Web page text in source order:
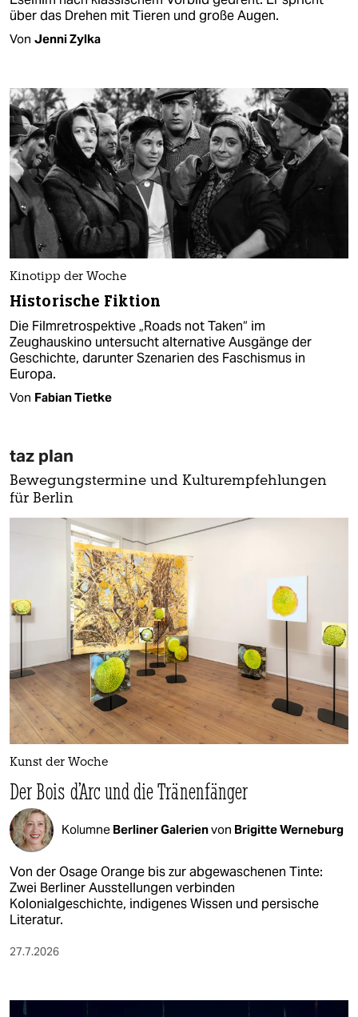
über das Drehen mit Tieren und große Augen.
Von Jenni Zylka
Kinotipp der Woche
Historische Fiktion
Die Filmretrospektive „Roads not Taken“ im
Zeughauskino untersucht alternative Ausgänge der
Geschichte, darunter Szenarien des Faschismus in
Europa.
Von Fabian Tietke
taz plan
Bewegungstermine und Kulturempfehlungen
für Berlin
Kunst der Woche
Der Bois d’Arc und die Tränenfänger
Kolumne Berliner Galerienvon Brigitte Werneburg
Von der Osage Orange bis zur abgewaschenen Tinte:
Zwei Berliner Ausstellungen verbinden
Kolonialgeschichte, indigenes Wissen und persische
Literatur.
27.7.2026